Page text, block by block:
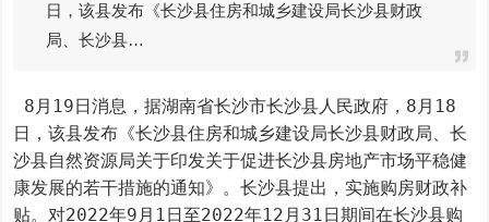
日，该县发布《长沙县住房和城乡建设局长沙县财政
局、长沙县…
日，该县发布《长沙县住房和城乡建设局长沙县财政局、长
沙县自然资源局关于印发关于促进长沙县房地产市场平稳健
康发展的若干措施的通知》。长沙县提出，实施购房财政补
贴。对2022年9月1日至2022年12月31日期间在长沙县购